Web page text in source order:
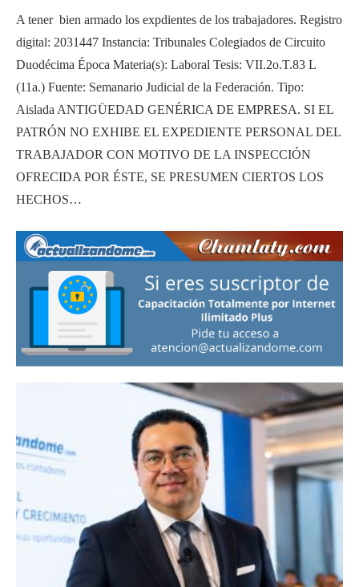
A tener bien armado los expdientes de los trabajadores. Registro
digital: 2031447 Instancia: Tribunales Colegiados de Circuito
Duodécima Época Materia(s): Laboral Tesis: VII.2o.T.83 L
(11a.) Fuente: Semanario Judicial de la Federación. Tipo:
Aislada ANTIGÜEDAD GENÉRICA DE EMPRESA. SI EL
PATRÓN NO EXHIBE EL EXPEDIENTE PERSONAL DEL
TRABAJADOR CON MOTIVO DE LA INSPECCIÓN
OFRECIDA POR ÉSTE, SE PRESUMEN CIERTOS LOS
HECHOS…